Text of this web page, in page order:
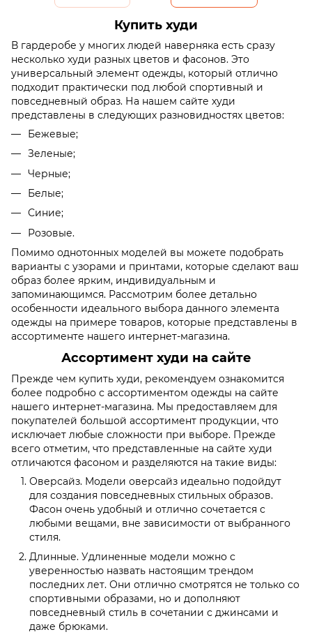
Купить худи
В гардеробе у многих людей наверняка есть сразу
несколько худи разных цветов и фасонов. Это
универсальный элемент одежды, который отлично
подходит практически под любой спортивный и
повседневный образ. На нашем сайте худи
представлены в следующих разновидностях цветов:
Бежевые;
Зеленые;
Черные;
Белые;
Синие;
Розовые.
Помимо однотонных моделей вы можете подобрать
варианты с узорами и принтами, которые сделают ваш
образ более ярким, индивидуальным и
запоминающимся. Рассмотрим более детально
особенности идеального выбора данного элемента
одежды на примере товаров, которые представлены в
ассортименте нашего интернет-магазина.
Ассортимент худи на сайте
Прежде чем купить худи, рекомендуем ознакомится
более подробно с ассортиментом одежды на сайте
нашего интернет-магазина. Мы предоставляем для
покупателей большой ассортимент продукции, что
исключает любые сложности при выборе. Прежде
всего отметим, что представленные на сайте худи
отличаются фасоном и разделяются на такие виды:
Оверсайз. Модели оверсайз идеально подойдут
для создания повседневных стильных образов.
Фасон очень удобный и отлично сочетается с
любыми вещами, вне зависимости от выбранного
стиля.
Длинные. Удлиненные модели можно с
уверенностью назвать настоящим трендом
последних лет. Они отлично смотрятся не только со
спортивными образами, но и дополняют
повседневный стиль в сочетании с джинсами и
даже брюками.